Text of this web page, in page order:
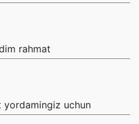
rahmat
yordamingiz uchun